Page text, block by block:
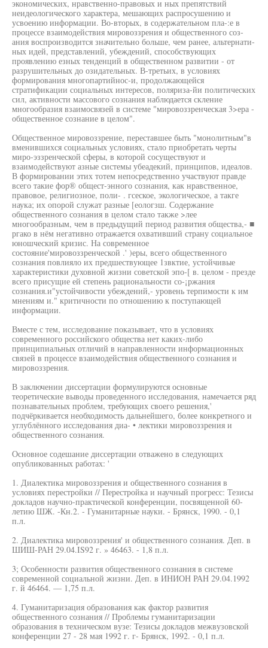
экономических, нравственно-правовых и ных препятствий
неидеологического характера, мешающих распросушению и
усвоению информации. Во-вторых, в содержательном пла-:е в
процессе взаимодействия мировоззрения и общественного соз-
ания воспроизводится значительно больше, чем ранее, альтернати-
ных идей, представлений, убеждений, способствующих
проявлению езных тенденций в общественном развитии - от
разрушительных до озидательных. В-третьих, в условиях
формирования многопартийнос-и, продолжающейся
стратификации социальных интересов, поляриза-йи политических
сил, активности массового сознания наблюдается скление
многообразия взаимосвязей в системе "мировоззренческая 3>ера -
общественное сознание в целом".
Общественное мировоззрение, переставшее быть "монолитным"в
вменившихся социальных условиях, стало приобретать черты
миро-эззренческой сферы, в которой сосуществуют и
взаимодействуют азные системы убеадекий, принципов, идеалов.
В формировании этих тотем непосредственно участвуют правде
всего такие фор® общест-энного сознания, как нравственное,
правовое, религиозное, поли- . гсеское, экологическое, а такге
наука; их опорой служат разные [еологзш. Содержание
общественного сознания в целом стало также >лее
многообразным, чем в предыдущий период развития общества,- ■
ргако в нём негативно отражается охвативший страну социальное
юношческий кризис. На современное
состояние'мировоззренческой .' )еры, всего общественного
сознания повлияло их предшествующее 1звктие, устойчивые
характеристики духовной жизни советской эпо-[ в. целом - презде
всего присущие ей степень рациональности со-¡ржания
сознания.и"устойчивости убеждений,- уровень терпимости к им
мнениям и." критичности по отношению к поступающей
информации.
Вместе с тем, исследование показывает, что в условиях
современного российского общества нет каких-либо
принципиальных отличий в направленности информационных
связей в процессе взаимодействия общественного сознания и
мировоззрения.
В заключении диссертации формулируются основные
теоретические выводы проведенного исследования, намечается ряд
познавательных проблем, требующих своего решения,'
подчёркивается необходимость дальнейшего, более конкретного и
углублённого исследования диа- • лектики мировоззрения и
общественного сознания.
Основное содешание диссертации отважено в следующих
опубликованных работах: '
1. Диалектика мировоззрения и общественного сознания в
условиях перестройки // Перестройка и научный прогресс: Тезисы
докладов научно-практической конференции, посвященной 60-
летию ШЖ. -Кн.2. - Гуманитарные науки. - Брянск, 1990. - 0,1
п.л.
2. Диалектика мировоззрения' и общественного сознания. Деп. в
ШИШ-РАН 29.04.IS92 г. » 46463. - 1,8 п.л.
3; Особенности развития общественного сознания в системе
современной социальной жизни. Деп. в ИНИОН РАН 29.04.1992
г. й 46464. — 1,75 п.л.
4. Гуманитаризация образования как фактор развития
общественного сознания // Проблемы гуманитаризации
образования в техническом вузе: Тезисы докладов межвузовской
конференции 27 - 28 мая 1992 г. г- Брянск, 1992. - 0,1 п.л.